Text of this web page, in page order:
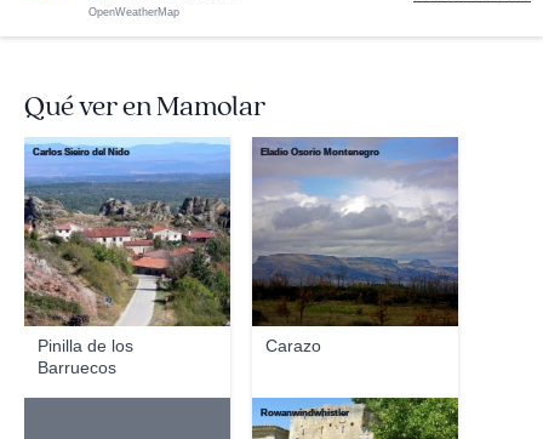
OpenWeatherMap
Qué ver en Mamolar
Pinilla de los
Barruecos
Carlos Sieiro del Nido
Carazo
Eladio Osorio Montenegro
Rowanwindwhistler